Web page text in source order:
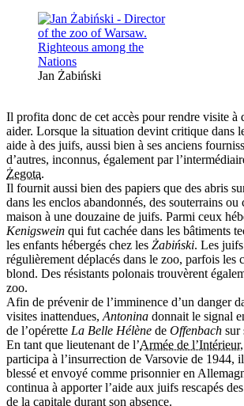
Jan Żabiński
Il profita donc de cet accès pour rendre visite à
aider. Lorsque la situation devint critique dans
aide à des juifs, aussi bien à ses anciens
d’autres, inconnus, également par
Żegota.
Il fournit aussi bien des papiers que des abris
dans les enclos abandonnés, des souterrains ou
maison à une douzaine de juifs. Parmi ceux
Kenigswein qui fut cachée dans les bâtiments
les enfants hébergés chez les Żabiński. Les
régulièrement déplacés dans le zoo, parfois les
blond. Des résistants polonais trouvèrent
zoo.
Afin de prévenir de l’imminence d’un danger
visites inattendues,Antonina donnait le signal
de l’opérette La Belle Hélène de Offenbach sur
En tant que lieutenant de l’Armée de l’Intérieur
participa à l’insurrection de Varsovie de 1944,
blessé et envoyé comme prisonnier en
continua à apporter l’aide aux juifs rescapés
de la capitale durant son absence.